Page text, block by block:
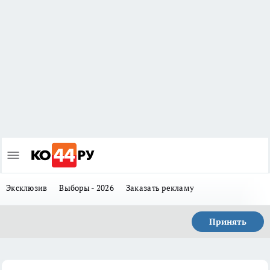
Эксклюзив Выборы - 2026 Заказать рекламу
Принять